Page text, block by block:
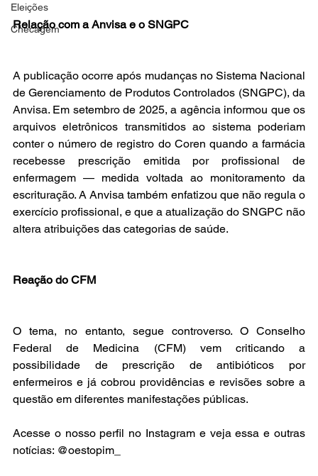
Eleições
Checagem
Relação com a Anvisa e o SNGPC
A publicação ocorre após mudanças no Sistema Nacional
de Gerenciamento de Produtos Controlados (SNGPC), da
Anvisa. Em setembro de 2025, a agência informou que os
arquivos eletrônicos transmitidos ao sistema poderiam
conter o número de registro do Coren quando a farmácia
recebesse prescrição emitida por profissional de
enfermagem — medida voltada ao monitoramento da
escrituração. A Anvisa também enfatizou que não regula o
exercício profissional, e que a atualização do SNGPC não
altera atribuições das categorias de saúde.
Reação do CFM
O tema, no entanto, segue controverso. O Conselho
Federal de Medicina (CFM) vem criticando a
possibilidade de prescrição de antibióticos por
enfermeiros e já cobrou providências e revisões sobre a
questão em diferentes manifestações públicas.
Acesse o nosso perfil no Instagram e veja essa e outras
notícias: @oestopim_